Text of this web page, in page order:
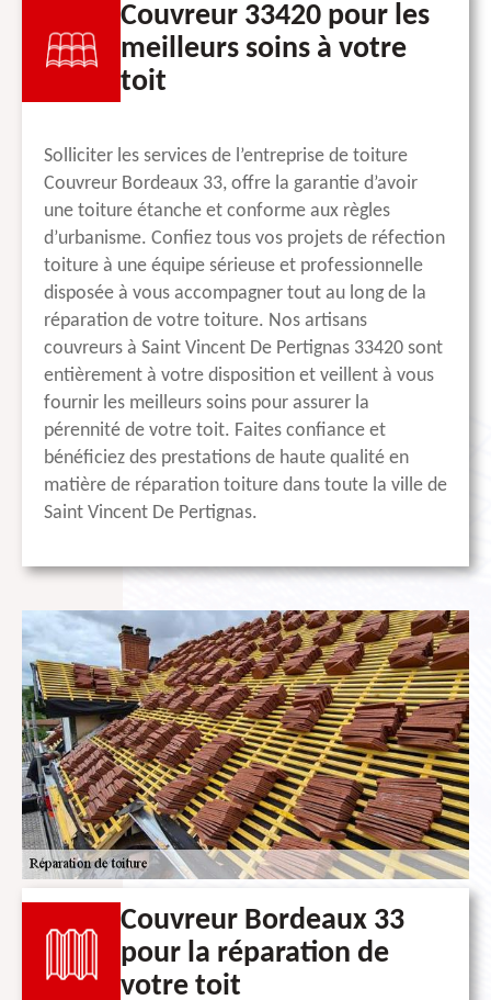
Couvreur 33420 pour les
meilleurs soins à votre
toit
Solliciter les services de l’entreprise de toiture
Couvreur Bordeaux 33, offre la garantie d’avoir
une toiture étanche et conforme aux règles
d’urbanisme. Confiez tous vos projets de réfection
toiture à une équipe sérieuse et professionnelle
disposée à vous accompagner tout au long de la
réparation de votre toiture. Nos artisans
couvreurs à Saint Vincent De Pertignas 33420 sont
entièrement à votre disposition et veillent à vous
fournir les meilleurs soins pour assurer la
pérennité de votre toit. Faites confiance et
bénéficiez des prestations de haute qualité en
matière de réparation toiture dans toute la ville de
Saint Vincent De Pertignas.
Couvreur Bordeaux 33
pour la réparation de
votre toit